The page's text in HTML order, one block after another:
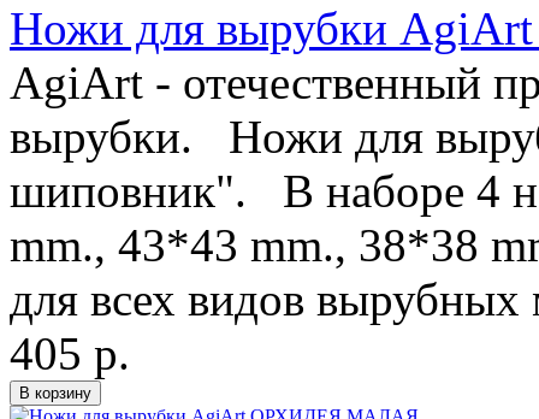
Ножи для вырубки
AgiArt - отечественный
вырубки. Ножи для
шиповник". В наборе 4
mm., 43*43 mm., 38*38
для всех видов
405 р.